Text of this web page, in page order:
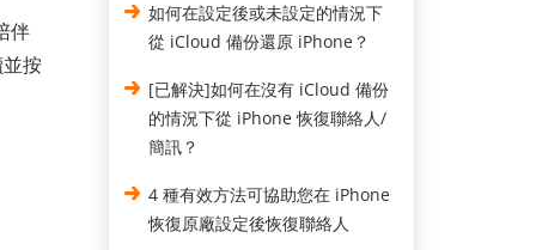
伴
按
如何在設定後或未設定的情況下
從 iCloud 備份還原 iPhone？
[已解決]如何在沒有 iCloud 備份
的情況下從 iPhone 恢復聯絡人/
簡訊？
4 種有效方法可協助您在 iPhone
恢復原廠設定後恢復聯絡人